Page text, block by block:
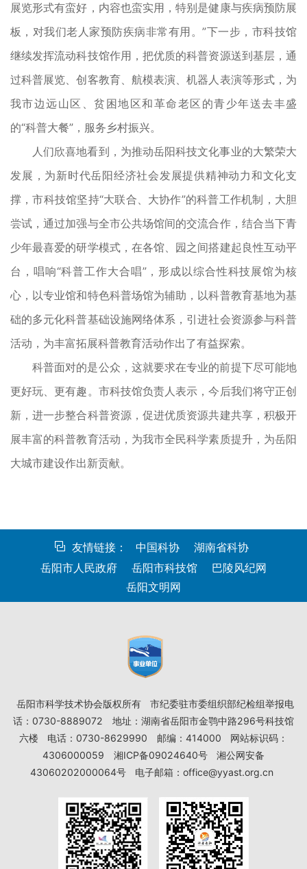
展览形式有蛮好，内容也蛮实用，特别是健康与疾病预防展
板，对我们老人家预防疾病非常有用。”下一步，市科技馆
继续发挥流动科技馆作用，把优质的科普资源送到基层，通
过科普展览、创客教育、航模表演、机器人表演等形式，为
我市边远山区、贫困地区和革命老区的青少年送去丰盛
的“科普大餐”，服务乡村振兴。
人们欣喜地看到，为推动岳阳科技文化事业的大繁荣大
发展，为新时代岳阳经济社会发展提供精神动力和文化支
撑，市科技馆坚持“大联合、大协作”的科普工作机制，大胆
尝试，通过加强与全市公共场馆间的交流合作，结合当下青
少年最喜爱的研学模式，在各馆、园之间搭建起良性互动平
台，唱响“科普工作大合唱”，形成以综合性科技展馆为核
心，以专业馆和特色科普场馆为辅助，以科普教育基地为基
础的多元化科普基础设施网络体系，引进社会资源参与科普
活动，为丰富拓展科普教育活动作出了有益探索。
科普面对的是公众，这就要求在专业的前提下尽可能地
更好玩、更有趣。市科技馆负责人表示，今后我们将守正创
新，进一步整合科普资源，促进优质资源共建共享，积极开
展丰富的科普教育活动，为我市全民科学素质提升，为岳阳
大城市建设作出新贡献。
友情链接： 中国科协
湖南省科协
岳阳市人民政府
岳阳市科技馆
巴陵风纪网
岳阳文明网
岳阳市科学技术协会版权所有
市纪委驻市委组织部纪检组举报电
话：0730-8889072
地址：湖南省岳阳市金鹗中路296号科技馆
六楼
电话：0730-8629990 邮编：414000
网站标识码：
4306000059
湘ICP备09024640号
湘公网安备
43060202000064号
电子邮箱：office@yyast.org.cn